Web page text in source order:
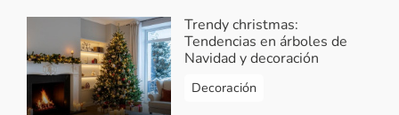
Trendy christmas:
Tendencias en árboles de
Navidad y decoración
Decoración